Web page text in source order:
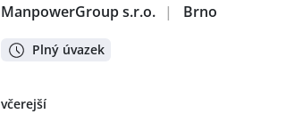
ManpowerGroup s.r.o. | Brno
Plný úvazek
včerejší